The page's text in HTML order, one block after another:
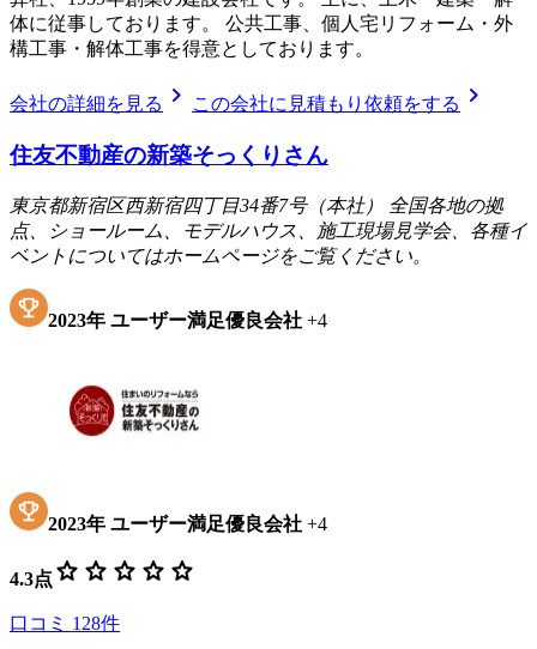
体に従事しております。 公共工事、個人宅リフォーム・外
構工事・解体工事を得意としております。
会社の詳細を見る chevron_right この会社に見積もり依頼をする chevron_right
住友不動産の新築そっくりさん
東京都新宿区西新宿四丁目34番7号（本社） 全国各地の拠
点、ショールーム、モデルハウス、施工現場見学会、各種イ
ベントについてはホームページをご覧ください。
2023年 ユーザー満足優良会社 +4
2023年 ユーザー満足優良会社 +4
4.3点 star star star star star
口コミ 128件